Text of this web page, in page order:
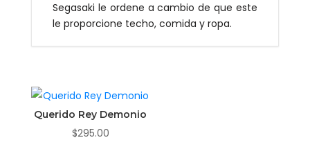
Segasaki le ordene a cambio de que este
le proporcione techo, comida y ropa.
Querido Rey Demonio
$295.00